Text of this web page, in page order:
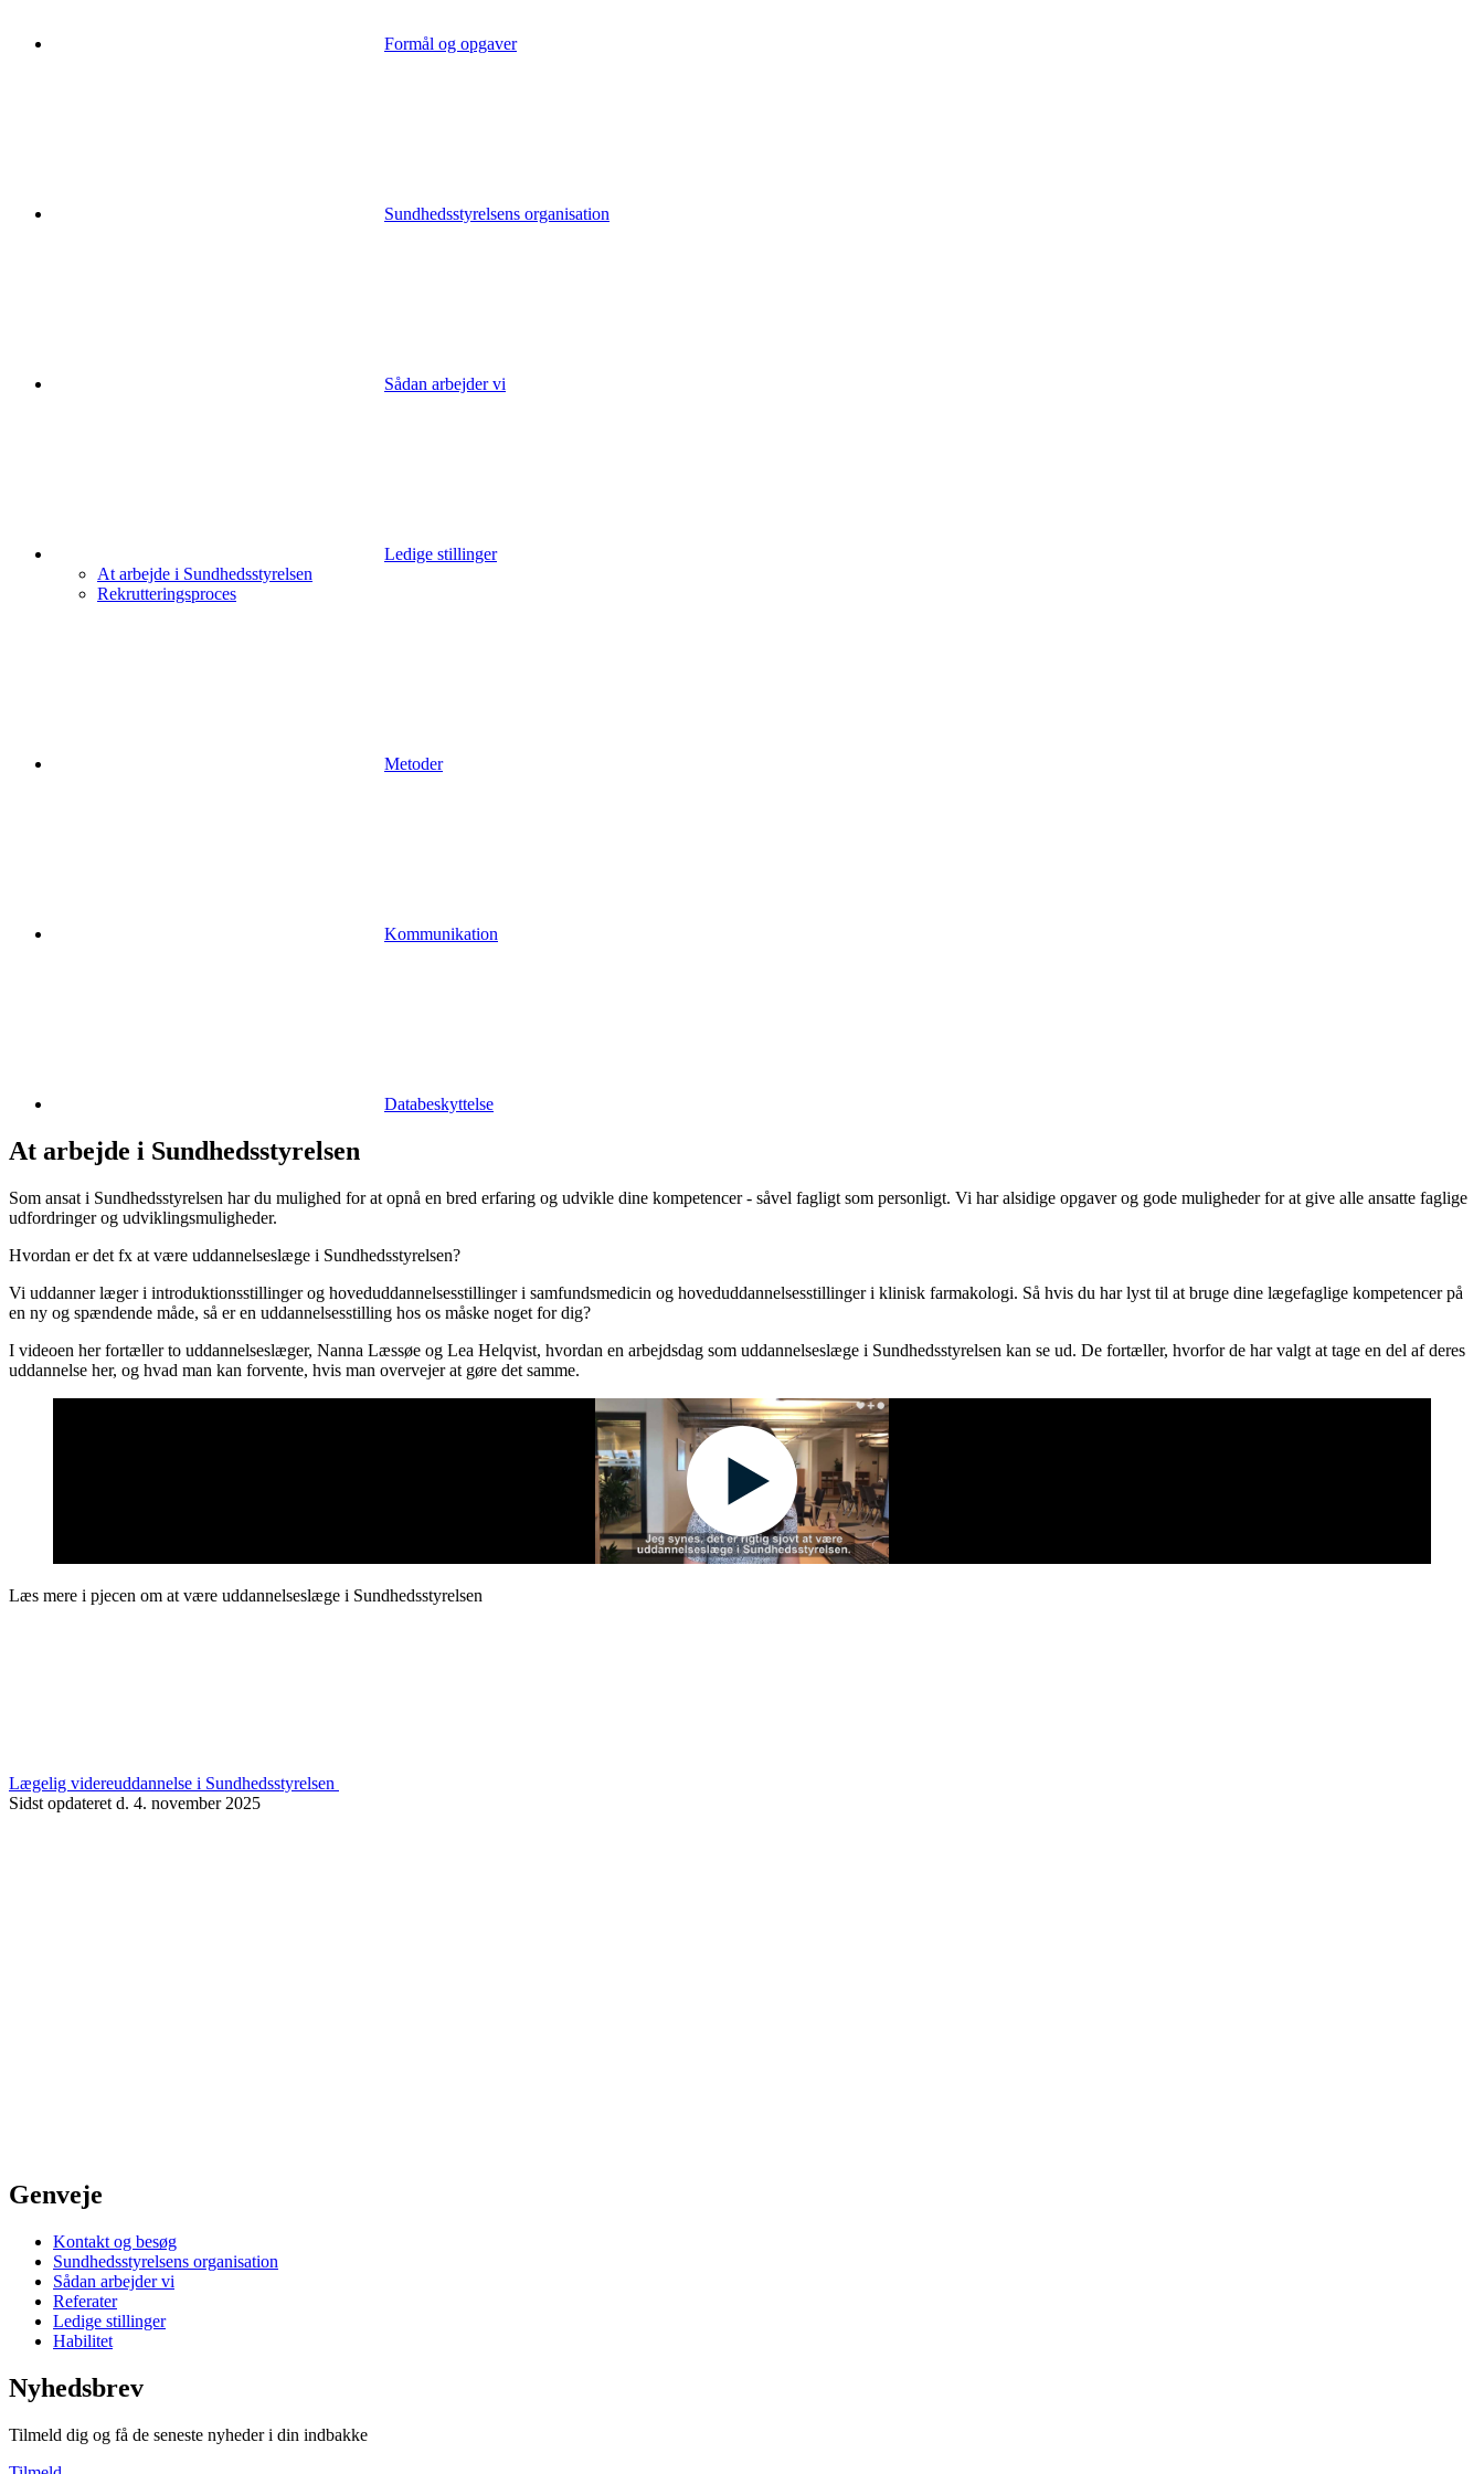
Formål og opgaver
Sundhedsstyrelsens organisation
Sådan arbejder vi
Ledige stillinger
At arbejde i Sundhedsstyrelsen
Rekrutteringsproces
Metoder
Kommunikation
Databeskyttelse
At arbejde i Sundhedsstyrelsen
Som ansat i Sundhedsstyrelsen har du mulighed for at opnå en bred erfaring og udvikle dine kompetencer - såvel fagligt som personligt. Vi har alsidige opgaver og gode muligheder for at give alle ansatte faglige
udfordringer og udviklingsmuligheder.
Hvordan er det fx at være uddannelseslæge i Sundhedsstyrelsen?
Vi uddanner læger i introduktionsstillinger og hoveduddannelsesstillinger i samfundsmedicin og hoveduddannelsesstillinger i klinisk farmakologi. Så hvis du har lyst til at bruge dine lægefaglige kompetencer på
en ny og spændende måde, så er en uddannelsesstilling hos os måske noget for dig?
I videoen her fortæller to uddannelseslæger, Nanna Læssøe og Lea Helqvist, hvordan en arbejdsdag som uddannelseslæge i Sundhedsstyrelsen kan se ud. De fortæller, hvorfor de har valgt at tage en del af deres
uddannelse her, og hvad man kan forvente, hvis man overvejer at gøre det samme.
Læs mere i pjecen om at være uddannelseslæge i Sundhedsstyrelsen
Lægelig videreuddannelse i Sundhedsstyrelsen
Sidst opdateret d. 4. november 2025
Genveje
Kontakt og besøg
Sundhedsstyrelsens organisation
Sådan arbejder vi
Referater
Ledige stillinger
Habilitet
Nyhedsbrev
Tilmeld dig og få de seneste nyheder i din indbakke